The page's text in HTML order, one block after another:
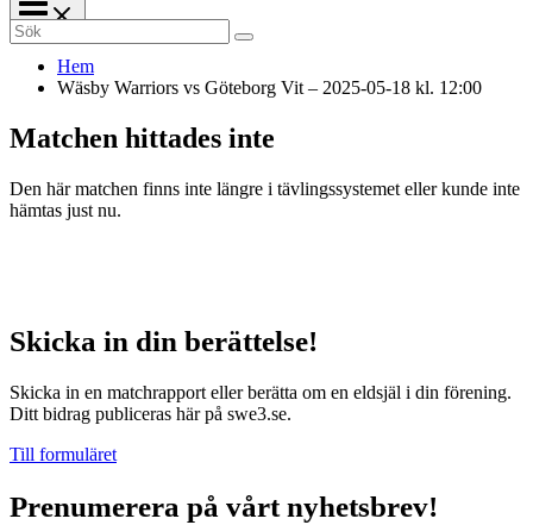
Search
for:
Hem
Wäsby Warriors vs Göteborg Vit – 2025-05-18 kl. 12:00
Matchen hittades inte
Den här matchen finns inte längre i tävlingssystemet eller kunde inte
hämtas just nu.
Skicka in din berättelse!
Skicka in en matchrapport eller berätta om en eldsjäl i din förening.
Ditt bidrag publiceras här på swe3.se.
Till formuläret
Prenumerera på vårt nyhetsbrev!